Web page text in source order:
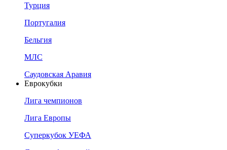
Турция
Португалия
Бельгия
МЛС
Саудовская Аравия
Еврокубки
Лига чемпионов
Лига Европы
Суперкубок УЕФА